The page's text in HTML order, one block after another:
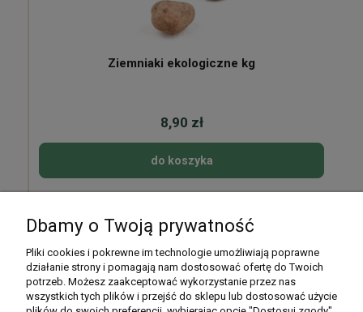
Ziemniaki ekologiczne kg
8,90 zł
do koszyka
Moje konto
Dbamy o Twoją prywatność
Pliki cookies i pokrewne im technologie umożliwiają poprawne
działanie strony i pomagają nam dostosować ofertę do Twoich
potrzeb. Możesz zaakceptować wykorzystanie przez nas
wszystkich tych plików i przejść do sklepu lub dostosować użycie